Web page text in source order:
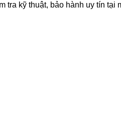
tra kỹ thuật, bảo hành uy tín tại